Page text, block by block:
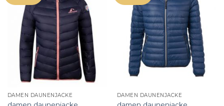
DAMEN DAUNENJACKE
damen daunenjacke
DAMEN DAUNENJACKE
damen daunenjacke